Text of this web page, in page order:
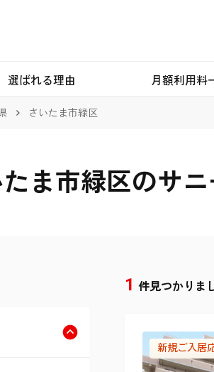
選ばれる理由 月額利用料
さいたま市緑区
ま市緑区のサ
1 件見つかりま
新規ご入居